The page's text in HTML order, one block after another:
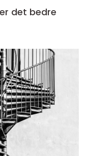
det bedre